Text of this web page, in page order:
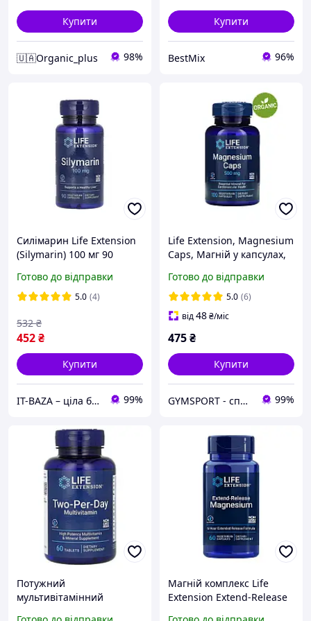
Купити
🇺🇦Organic_plus 98%
Купити
BestMix 96%
Силімарин Life Extension
(Silymarin) 100 мг 90
Готово до відправки
5.0 (4)
452₴
532 ₴
Купити
IT-BAZA – ціла база потрібних речей для всієї родини 99%
Life Extension, Magnesium
Caps, Магній у капсулах,
Готово до відправки
5.0 (6)
від48₴/міс
475₴
Купити
GYMSPORT - спортивне харчування та аксесуари 99%
Потужний
мультивітамінний
Магній комплекс Life
Extension Extend-Release